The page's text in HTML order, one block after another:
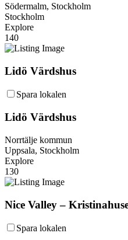
Södermalm, Stockholm
Stockholm
Explore
140
Lidö Värdshus
Spara lokalen
Lidö Värdshus
Norrtälje kommun
Uppsala, Stockholm
Explore
130
Nice Valley –
Spara lokalen